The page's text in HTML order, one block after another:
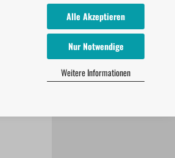
Alle Akzeptieren
Nur Notwendige
Weitere Informationen